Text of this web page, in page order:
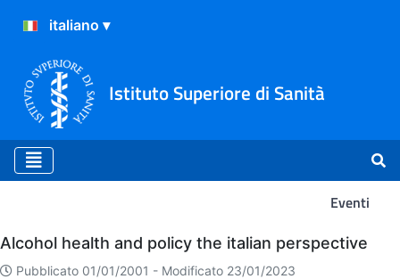
Istituto Superiore di Sanità
Eventi
Eventi
Alcohol health and policy the italian perspective
Pubblicato 01/01/2001 - Modificato 23/01/2023